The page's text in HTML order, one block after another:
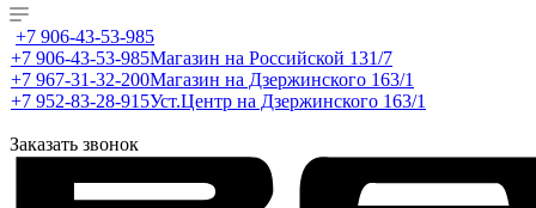
+7 906-43-53-985
+7 906-43-53-985Магазин на Российской 131/7
+7 967-31-32-200Магазин на Дзержинского 163/1
+7 952-83-28-915Уст.Центр на Дзержинского 163/1
Заказать звонок